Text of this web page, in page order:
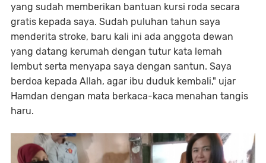
yang sudah memberikan bantuan kursi roda secara
gratis kepada saya. Sudah puluhan tahun saya
menderita stroke, baru kali ini ada anggota dewan
yang datang kerumah dengan tutur kata lemah
lembut serta menyapa saya dengan santun. Saya
berdoa kepada Allah, agar ibu duduk kembali," ujar
Hamdan dengan mata berkaca-kaca menahan tangis
haru.